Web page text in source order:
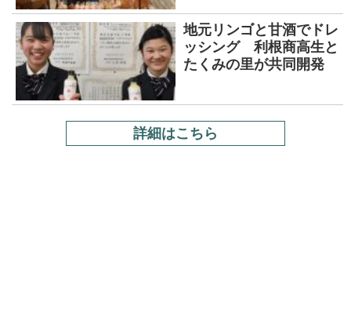
地元リンゴと甘酒でドレ
ッシング 利根商高生と
たくみの里が共同開発
詳細はこちら